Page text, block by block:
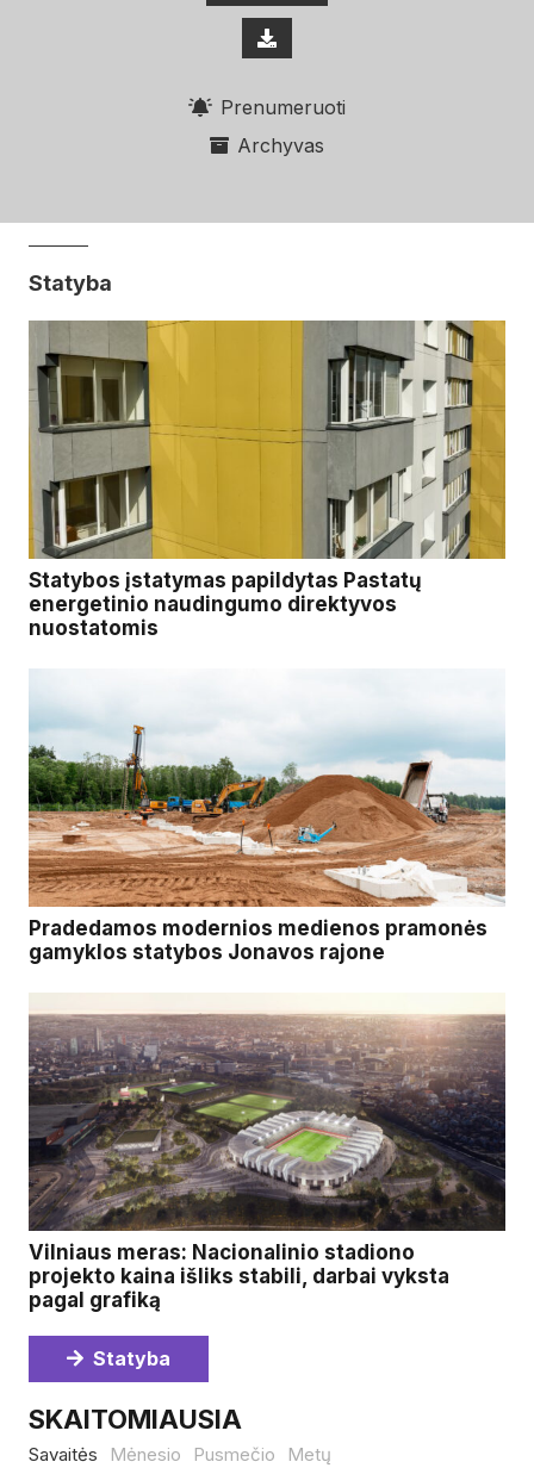
Prenumeruoti
Archyvas
Statyba
Statybos įstatymas papildytas Pastatų
energetinio naudingumo direktyvos
nuostatomis
Pradedamos modernios medienos pramonės
gamyklos statybos Jonavos rajone
Vilniaus meras: Nacionalinio stadiono
projekto kaina išliks stabili, darbai vyksta
pagal grafiką
Statyba
SKAITOMIAUSIA
Savaitės Mėnesio Pusmečio Metų